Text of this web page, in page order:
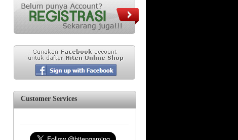
Customer Services